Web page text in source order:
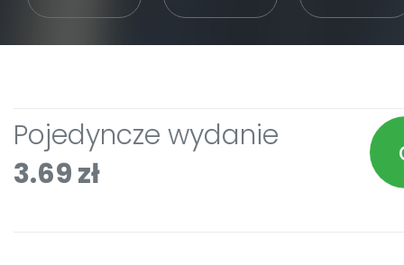
Pojedyncze wydanie
3.69 zł